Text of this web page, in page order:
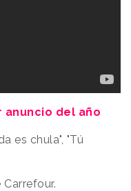
anuncio del año
es chula", "Tú
Carrefour.